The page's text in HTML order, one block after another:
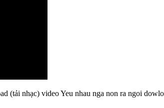
(tải nhạc) video Yeu nhau nga non ra ngoi